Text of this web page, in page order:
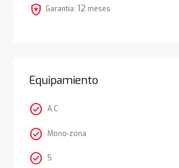
local_police Garantía: 12 meses
Equipamiento
check_circle A.C
check_circle Mono-zona
check_circle 5